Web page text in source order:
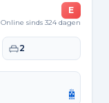
E
Online sinds 324 dagen
Slaapkamers
2